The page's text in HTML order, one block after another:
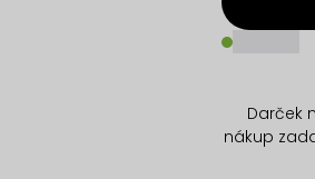
_____
Darček
nákup